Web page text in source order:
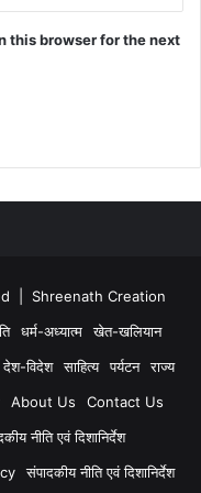
this browser for the next
| Shreenath Creation
धर्म-अध्यात्म
खेत-खलियान
देश-विदेश साहित्य पर्यटन
राज्य
About Us
Contact Us
नीति एवं दिशानिर्देश
संपादकीय नीति एवं दिशानिर्देश